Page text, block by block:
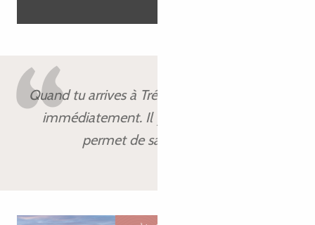
Quand tu arrives à Trébeurden, tu te détends
immédiatement. Il y a une magie ici qui te
permet de savourer chaque instant.